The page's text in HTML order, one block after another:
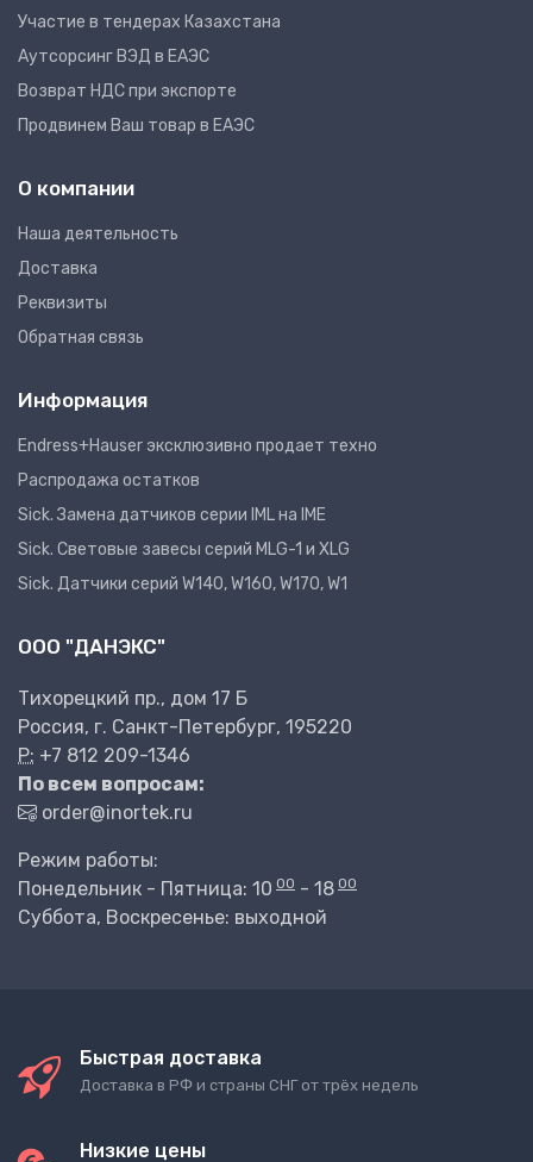
Участие в тендерах Казахстана
Аутсорсинг ВЭД в ЕАЭС
Возврат НДС при экспорте
Продвинем Ваш товар в ЕАЭС
О компании
Наша деятельность
Доставка
Реквизиты
Обратная связь
Информация
Endress+Hauser эксклюзивно продает техно
Распродажа остатков
Sick. Замена датчиков серии IML на IME
Sick. Световые завесы серий MLG-1 и XLG
Sick. Датчики серий W140, W160, W170, W1
ООО "ДАНЭКС"
Тихорецкий пр., дом 17 Б
Россия, г. Санкт-Петербург, 195220
P: +7 812 209-1346
По всем вопросам:
order@inortek.ru
Режим работы:
Понедельник - Пятница: 10 00 - 18 00
Суббота, Воскресенье: выходной
Быстрая доставка
Доставка в РФ и страны СНГ от трёх недель
Низкие цены